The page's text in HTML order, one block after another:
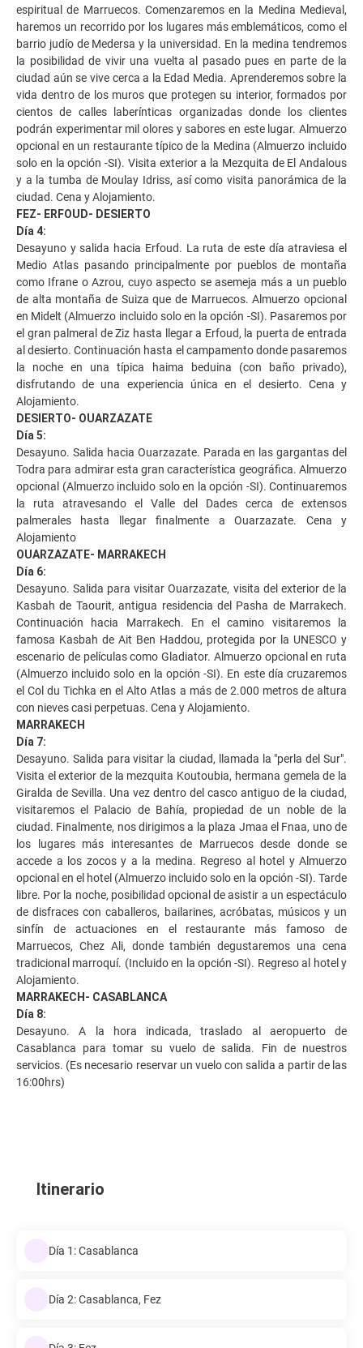
espiritual de Marruecos. Comenzaremos en la Medina Medieval,
haremos un recorrido por los lugares más emblemáticos, como el
barrio judío de Medersa y la universidad. En la medina tendremos
la posibilidad de vivir una vuelta al pasado pues en parte de la
ciudad aún se vive cerca a la Edad Media. Aprenderemos sobre la
vida dentro de los muros que protegen su interior, formados por
cientos de calles laberínticas organizadas donde los clientes
podrán experimentar mil olores y sabores en este lugar. Almuerzo
opcional en un restaurante típico de la Medina (Almuerzo incluido
solo en la opción -SI). Visita exterior a la Mezquita de El Andalous
y a la tumba de Moulay Idriss, así como visita panorámica de la
ciudad. Cena y Alojamiento.
FEZ- ERFOUD- DESIERTO
Día 4:
Desayuno y salida hacia Erfoud. La ruta de este día atraviesa el
Medio Atlas pasando principalmente por pueblos de montaña
como Ifrane o Azrou, cuyo aspecto se asemeja más a un pueblo
de alta montaña de Suiza que de Marruecos. Almuerzo opcional
en Midelt (Almuerzo incluido solo en la opción -SI). Pasaremos por
el gran palmeral de Ziz hasta llegar a Erfoud, la puerta de entrada
al desierto. Continuación hasta el campamento donde pasaremos
la noche en una típica haima beduina (con baño privado),
disfrutando de una experiencia única en el desierto. Cena y
Alojamiento.
DESIERTO- OUARZAZATE
Día 5:
Desayuno. Salida hacia Ouarzazate. Parada en las gargantas del
Todra para admirar esta gran característica geográfica. Almuerzo
opcional (Almuerzo incluido solo en la opción -SI). Continuaremos
la ruta atravesando el Valle del Dades cerca de extensos
palmerales hasta llegar finalmente a Ouarzazate. Cena y
Alojamiento
OUARZAZATE- MARRAKECH
Día 6:
Desayuno. Salida para visitar Ouarzazate, visita del exterior de la
Kasbah de Taourit, antigua residencia del Pasha de Marrakech.
Continuación hacia Marrakech. En el camino visitaremos la
famosa Kasbah de Ait Ben Haddou, protegida por la UNESCO y
escenario de películas como Gladiator. Almuerzo opcional en ruta
(Almuerzo incluido solo en la opción -SI). En este día cruzaremos
el Col du Tichka en el Alto Atlas a más de 2.000 metros de altura
con nieves casi perpetuas. Cena y Alojamiento.
MARRAKECH
Día 7:
Desayuno. Salida para visitar la ciudad, llamada la "perla del Sur".
Visita el exterior de la mezquita Koutoubia, hermana gemela de la
Giralda de Sevilla. Una vez dentro del casco antiguo de la ciudad,
visitaremos el Palacio de Bahía, propiedad de un noble de la
ciudad. Finalmente, nos dirigimos a la plaza Jmaa el Fnaa, uno de
los lugares más interesantes de Marruecos desde donde se
accede a los zocos y a la medina. Regreso al hotel y Almuerzo
opcional en el hotel (Almuerzo incluido solo en la opción -SI). Tarde
libre. Por la noche, posibilidad opcional de asistir a un espectáculo
de disfraces con caballeros, bailarines, acróbatas, músicos y un
sinfín de actuaciones en el restaurante más famoso de
Marruecos, Chez Ali, donde también degustaremos una cena
tradicional marroquí. (Incluido en la opción -SI). Regreso al hotel y
Alojamiento.
MARRAKECH- CASABLANCA
Día 8:
Desayuno. A la hora indicada, traslado al aeropuerto de
Casablanca para tomar su vuelo de salida. Fin de nuestros
servicios. (Es necesario reservar un vuelo con salida a partir de las
16:00hrs)
Itinerario
Día 1: Casablanca
Día 2: Casablanca, Fez